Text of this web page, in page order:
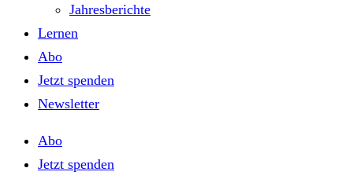
Jahresberichte
Lernen
Abo
Jetzt spenden
Newsletter
Abo
Jetzt spenden